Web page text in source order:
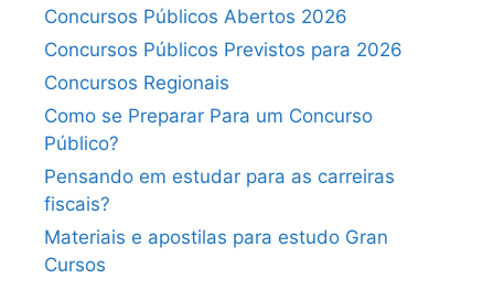
Concursos Públicos Abertos 2026
Concursos Públicos Previstos para 2026
Concursos Regionais
Como se Preparar Para um Concurso
Público?
Pensando em estudar para as carreiras
fiscais?
Materiais e apostilas para estudo Gran
Cursos